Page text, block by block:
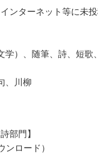
ンターネット等に未
学）、随筆、詩、短歌
、川柳
部門】
ロード）